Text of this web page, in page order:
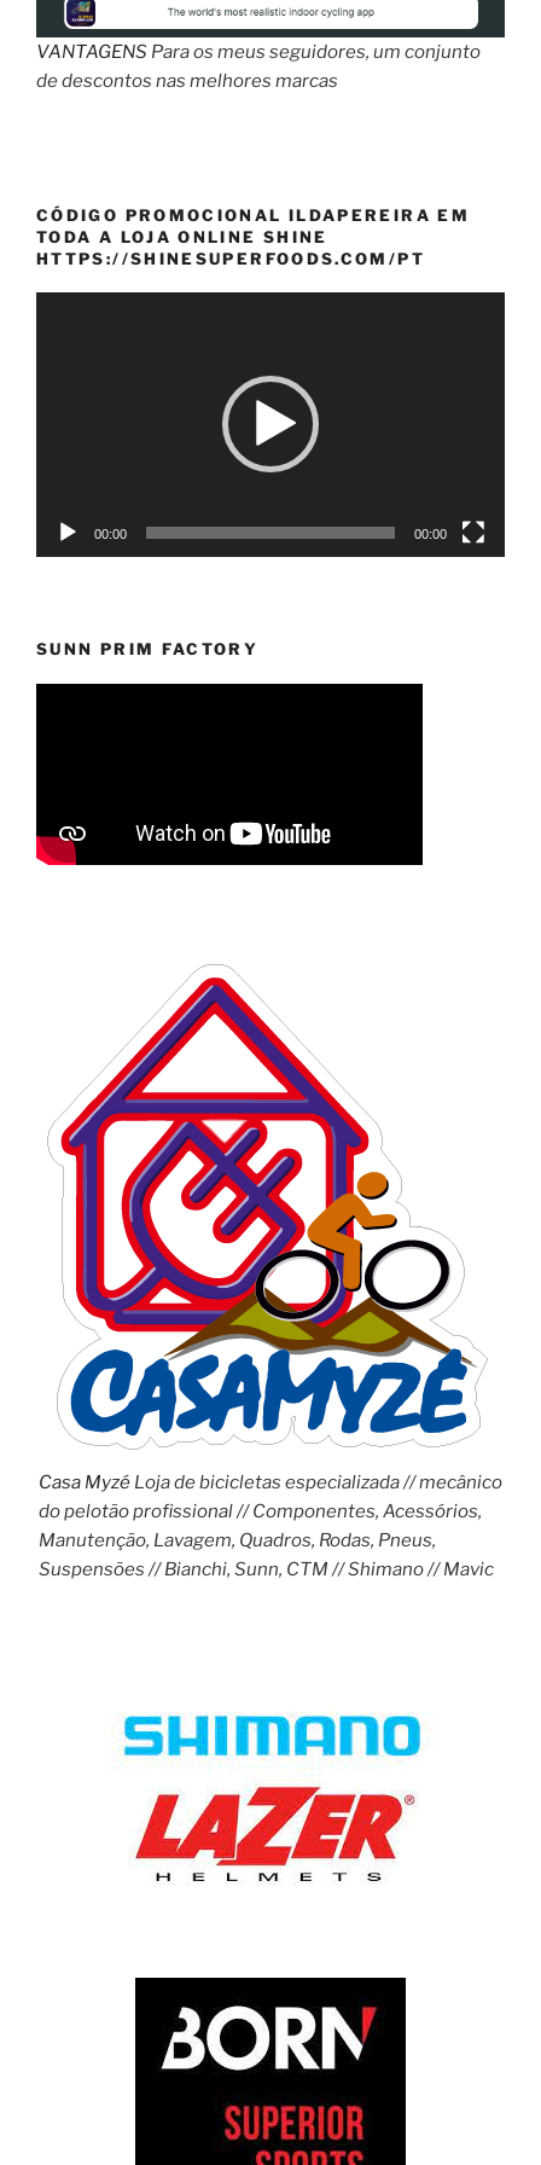
VANTAGENS Para os meus seguidores, um conjunto
de descontos nas melhores marcas
CÓDIGO PROMOCIONAL ILDAPEREIRA EM
TODA A LOJA ONLINE SHINE
HTTPS://SHINESUPERFOODS.COM/PT
00:00 00:00
SUNN PRIM FACTORY
Casa MyzéLoja de bicicletas especializada // mecânico
do pelotão profissional // Componentes, Acessórios,
Manutenção, Lavagem, Quadros, Rodas, Pneus,
Suspensões // Bianchi, Sunn, CTM // Shimano // Mavic